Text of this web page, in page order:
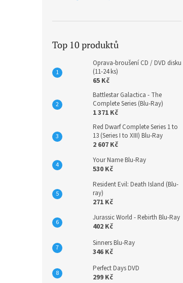
Top 10 produktů
Oprava-broušení CD / DVD disku
(11-24 ks)
65 Kč
Battlestar Galactica - The
Complete Series (Blu-Ray)
1 371 Kč
Red Dwarf Complete Series 1 to
13 (Series I to XIII) Blu-Ray
2 607 Kč
Your Name Blu-Ray
530 Kč
Resident Evil: Death Island (Blu-
ray)
271 Kč
Jurassic World - Rebirth Blu-Ray
402 Kč
Sinners Blu-Ray
346 Kč
Perfect Days DVD
299 Kč